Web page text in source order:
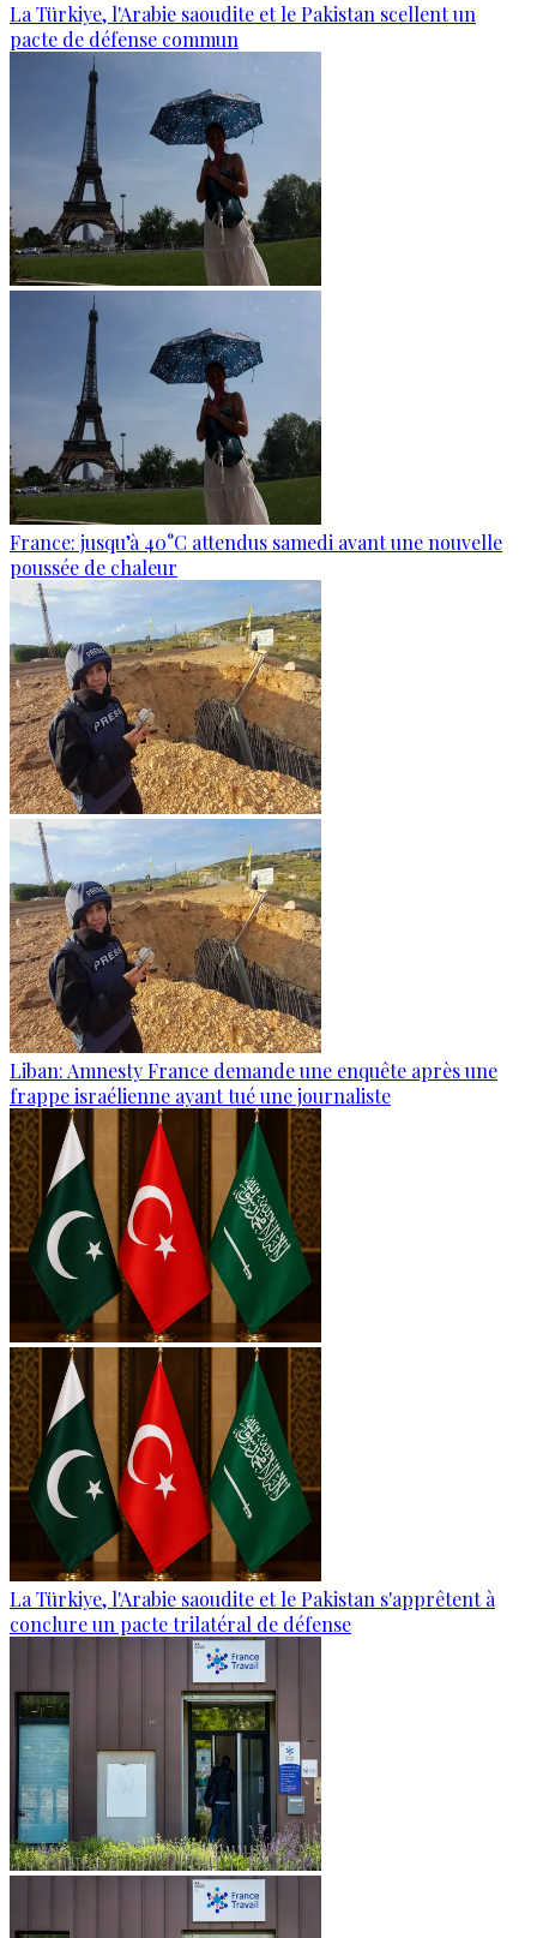
La Türkiye, l'Arabie saoudite et le Pakistan scellent un
pacte de défense commun
France: jusqu’à 40°C attendus samedi avant une nouvelle
poussée de chaleur
Liban: Amnesty France demande une enquête après une
frappe israélienne ayant tué une journaliste
La Türkiye, l'Arabie saoudite et le Pakistan s'apprêtent à
conclure un pacte trilatéral de défense